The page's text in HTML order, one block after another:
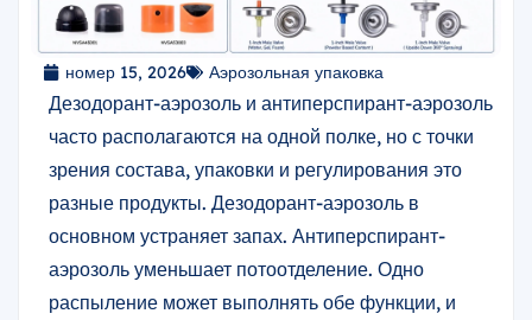
номер 15, 2026 Аэрозольная упаковка
Дезодорант-аэрозоль и антиперспирант-аэрозоль
часто располагаются на одной полке, но с точки
зрения состава, упаковки и регулирования это
разные продукты. Дезодорант-аэрозоль в
основном устраняет запах. Антиперспирант-
аэрозоль уменьшает потоотделение. Одно
распыление может выполнять обе функции, и